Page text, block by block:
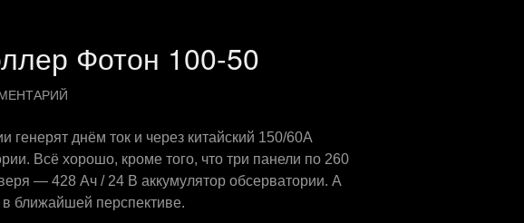
Фотон 100-50
генерят днём ток и через китайский 150/60А
Всё хорошо, кроме того, что три панели по 260
— 428 Ач / 24 В аккумулятор обсерватории. А
ближайшей перспективе.